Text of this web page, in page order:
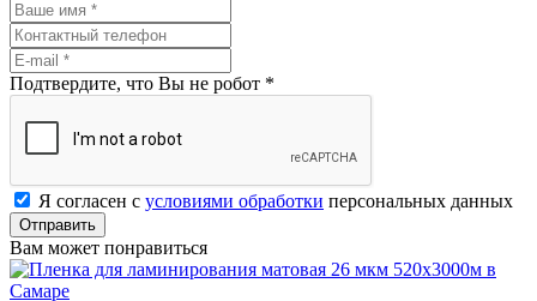
Подтвердите, что Вы не робот *
Я согласен с условиями обработки персональных данных
Отправить
Вам может понравиться